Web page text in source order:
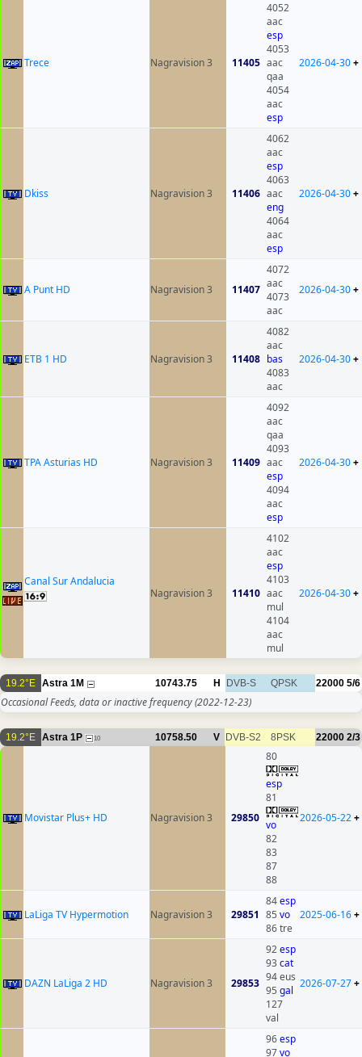
Trece Nagravision 3 11405
4052
aac
esp
4053
aac
qaa
4054
aac
esp
2026-04-30+
Dkiss Nagravision 3 11406
4062
aac
esp
4063
aac
eng
4064
aac
esp
2026-04-30+
A Punt HD Nagravision 3 11407
4072
aac
4073
aac
2026-04-30+
ETB 1 HD Nagravision 3 11408
4082
aac
bas
4083
aac
2026-04-30+
TPA Asturias HD Nagravision 3 11409
4092
aac
qaa
4093
aac
esp
4094
aac
esp
2026-04-30+
Canal Sur Andalucia
Nagravision 3
11410
4102
aac
esp
4103
aac
mul
4104
aac
mul
2026-04-30+
19.2°E Astra 1M 10743.75 H DVB-S QPSK 22000 5/6
Occasional Feeds, data or inactive frequency(2022-12-23)
19.2°E Astra 1P 10 10758.50 V DVB-S2 8PSK 22000 2/3
Movistar Plus+ HD Nagravision 3 29850
80
esp
81
vo
82
83
87
88
2026-05-22+
LaLiga TV Hypermotion Nagravision 3 29851
84esp
85 vo
86 tre
2025-06-16+
DAZN LaLiga 2 HD Nagravision 3 29853
92esp
93cat
94 eus
95 gal
127
val
2026-07-27+
96esp
97vo